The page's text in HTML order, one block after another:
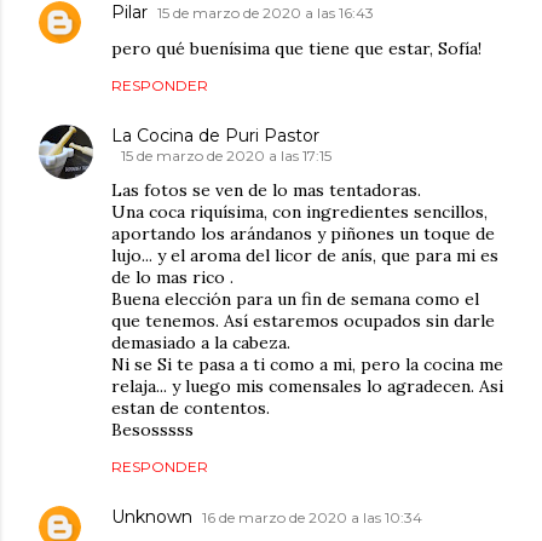
Pilar 15 de marzo de 2020 a las 16:43
pero qué buenísima que tiene que estar, Sofía!
RESPONDER
La Cocina de Puri Pastor
15 de marzo de 2020 a las 17:15
Las fotos se ven de lo mas tentadoras.
Una coca riquísima, con ingredientes sencillos,
aportando los arándanos y piñones un toque de
lujo... y el aroma del licor de anís, que para mi es
de lo mas rico .
Buena elección para un fin de semana como el
que tenemos. Así estaremos ocupados sin darle
demasiado a la cabeza.
Ni se Si te pasa a ti como a mi, pero la cocina me
relaja... y luego mis comensales lo agradecen. Asi
estan de contentos.
Besosssss
RESPONDER
Unknown 16 de marzo de 2020 a las 10:34